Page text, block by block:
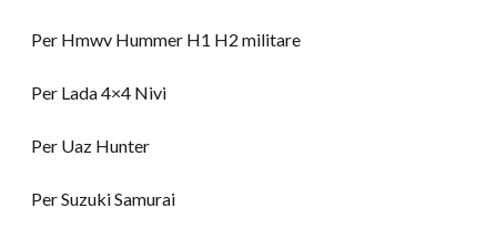
Per Hmwv Hummer H1 H2 militare
Per Lada 4×4 Nivi
Per Uaz Hunter
Per Suzuki Samurai